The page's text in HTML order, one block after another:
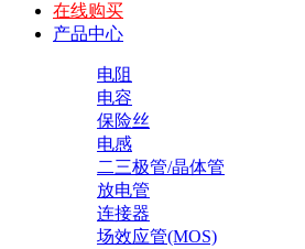
在线购买
产品中心
电阻
电容
保险丝
电感
二三极管/晶体管
放电管
连接器
场效应管(MOS)